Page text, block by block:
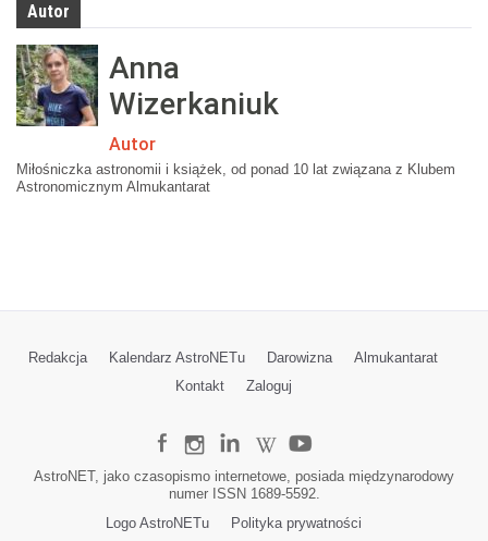
Autor
Anna
Wizerkaniuk
Autor
Miłośniczka astronomii i książek, od ponad 10 lat związana z Klubem
Astronomicznym Almukantarat
Redakcja Kalendarz AstroNETu Darowizna
Almukantarat
Kontakt
Zaloguj
AstroNET, jako czasopismo internetowe, posiada międzynarodowy
numer ISSN 1689-5592.
Logo AstroNETu
Polityka prywatności